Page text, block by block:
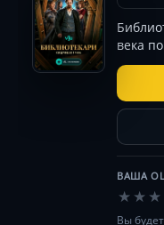
века
Чтобы
ВАША
★ ★ ★
Вы